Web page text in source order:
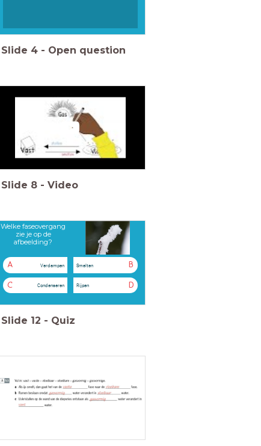
Slide 4 - Open question
Slide 8 - Video
Welke faseovergang
zie je op de
afbeelding?
A Verdampen B
Smelten
C Condenseren D
Rijpen
Slide 12 - Quiz